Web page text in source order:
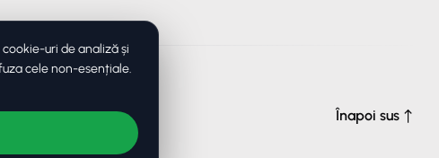
Înapoi sus
uri de analiză și
cele non-esențiale.